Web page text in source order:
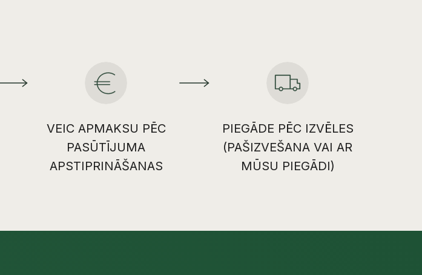
VEIC APMAKSU PĒC
PASŪTĪJUMA
APSTIPRINĀŠANAS
PIEGĀDE PĒC IZVĒLES
(PAŠIZVEŠANA VAI AR
MŪSU PIEGĀDI)